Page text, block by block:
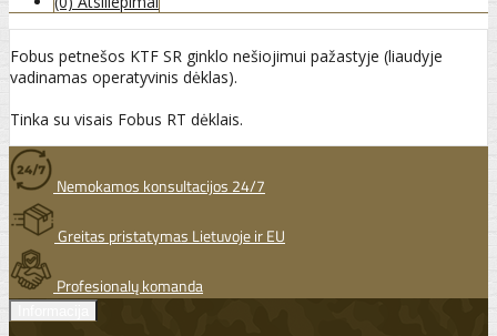
Fobus petnešos KTF SR ginklo nešiojimui pažastyje (liaudyje
vadinamas operatyvinis dėklas).
Tinka su visais Fobus RT dėklais.
Nemokamos konsultacijos 24/7
Greitas pristatymas Lietuvoje ir EU
Profesionalų komanda